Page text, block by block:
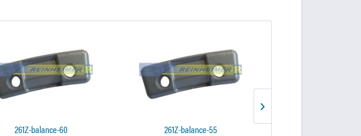
261Z-balance-60 261Z-balance-55